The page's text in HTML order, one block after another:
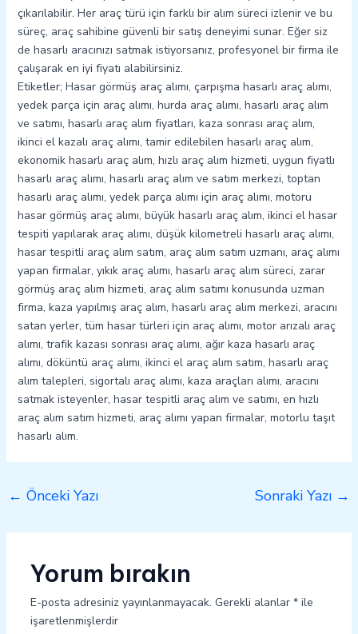
çıkarılabilir. Her araç türü için farklı bir alım süreci izlenir ve bu
süreç, araç sahibine güvenli bir satış deneyimi sunar. Eğer siz
de hasarlı aracınızı satmak istiyorsanız, profesyonel bir firma ile
çalışarak en iyi fiyatı alabilirsiniz.
Etiketler; Hasar görmüş araç alımı, çarpışma hasarlı araç alımı,
yedek parça için araç alımı, hurda araç alımı, hasarlı araç alım
ve satımı, hasarlı araç alım fiyatları, kaza sonrası araç alım,
ikinci el kazalı araç alımı, tamir edilebilen hasarlı araç alım,
ekonomik hasarlı araç alım, hızlı araç alım hizmeti, uygun fiyatlı
hasarlı araç alımı, hasarlı araç alım ve satım merkezi, toptan
hasarlı araç alımı, yedek parça alımı için araç alımı, motoru
hasar görmüş araç alımı, büyük hasarlı araç alım, ikinci el hasar
tespiti yapılarak araç alımı, düşük kilometreli hasarlı araç alımı,
hasar tespitli araç alım satım, araç alım satım uzmanı, araç alımı
yapan firmalar, yıkık araç alımı, hasarlı araç alım süreci, zarar
görmüş araç alım hizmeti, araç alım satımı konusunda uzman
firma, kaza yapılmış araç alım, hasarlı araç alım merkezi, aracını
satan yerler, tüm hasar türleri için araç alımı, motor arızalı araç
alımı, trafik kazası sonrası araç alımı, ağır kaza hasarlı araç
alımı, döküntü araç alımı, ikinci el araç alım satım, hasarlı araç
alım talepleri, sigortalı araç alımı, kaza araçları alımı, aracını
satmak isteyenler, hasar tespitli araç alım ve satımı, en hızlı
araç alım satım hizmeti, araç alımı yapan firmalar, motorlu taşıt
hasarlı alım.
← Önceki Yazı Sonraki Yazı →
Yorum bırakın
E-posta adresiniz yayınlanmayacak. Gerekli alanlar *ile
işaretlenmişlerdir